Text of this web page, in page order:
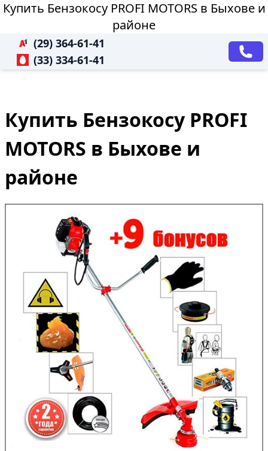
Купить Бензокосу PROFI MOTORS в Быхове и
районе
(29) 364-61-41
(33) 334-61-41
Купить Бензокосу PROFI
MOTORS в Быхове и
районе